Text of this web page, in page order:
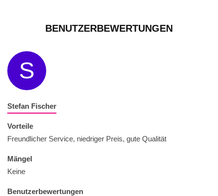
BENUTZERBEWERTUNGEN
S
Stefan Fischer
Vorteile
Freundlicher Service, niedriger Preis, gute Qualität
Mängel
Keine
Benutzerbewertungen